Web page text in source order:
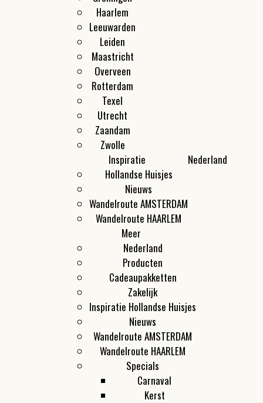
Haarlem
Leeuwarden
Leiden
Maastricht
Overveen
Rotterdam
Texel
Utrecht
Zaandam
Zwolle
Inspiratie
Hollandse Huisjes
Nieuws
Wandelroute AMSTERDAM
Wandelroute HAARLEM
Nederland
Meer
Nederland
Producten
Cadeaupakketten
Zakelijk
Inspiratie Hollandse Huisjes
Nieuws
Wandelroute AMSTERDAM
Wandelroute HAARLEM
Specials
Carnaval
Kerst